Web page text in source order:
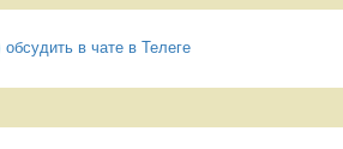
обсудить в чате в Телеге